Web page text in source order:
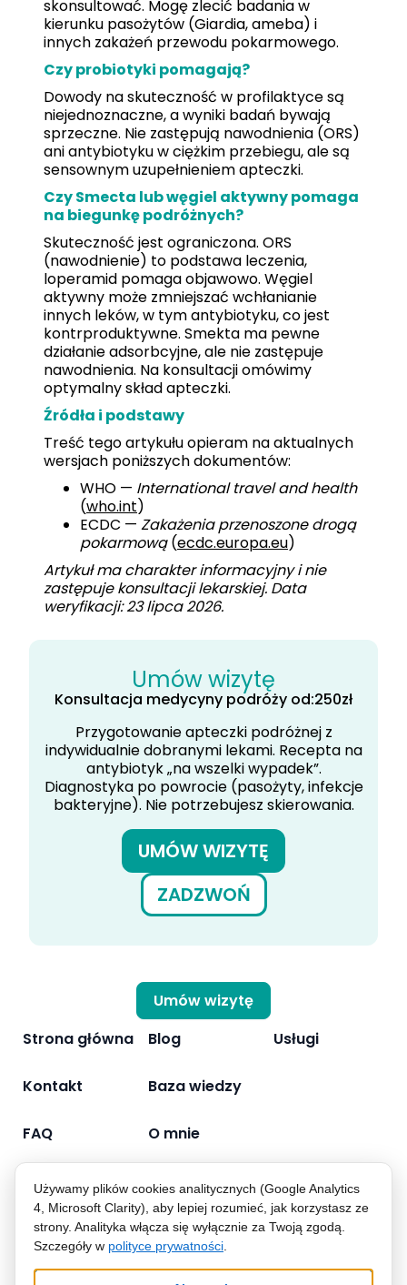
skonsultować. Mogę zlecić badania w
kierunku pasożytów (Giardia, ameba) i
innych zakażeń przewodu pokarmowego.
Czy probiotyki pomagają?
Dowody na skuteczność w profilaktyce są
niejednoznaczne, a wyniki badań bywają
sprzeczne. Nie zastępują nawodnienia (ORS)
ani antybiotyku w ciężkim przebiegu, ale są
sensownym uzupełnieniem apteczki.
Czy Smecta lub węgiel aktywny pomaga
na biegunkę podróżnych?
Skuteczność jest ograniczona. ORS
(nawodnienie) to podstawa leczenia,
loperamid pomaga objawowo. Węgiel
aktywny może zmniejszać wchłanianie
innych leków, w tym antybiotyku, co jest
kontrproduktywne. Smekta ma pewne
działanie adsorbcyjne, ale nie zastępuje
nawodnienia. Na konsultacji omówimy
optymalny skład apteczki.
Źródła i podstawy
Treść tego artykułu opieram na aktualnych
wersjach poniższych dokumentów:
WHO — International travel and health
(who.int)
ECDC — Zakażenia przenoszone drogą
pokarmową(ecdc.europa.eu)
Artykuł ma charakter informacyjny i nie
zastępuje konsultacji lekarskiej. Data
weryfikacji: 23 lipca 2026.
Umów wizytę
Konsultacja medycyny podróży od:250zł
Przygotowanie apteczki podróżnej z
indywidualnie dobranymi lekami. Recepta na
antybiotyk „na wszelki wypadek”.
Diagnostyka po powrocie (pasożyty, infekcje
bakteryjne). Nie potrzebujesz skierowania.
UMÓW WIZYTĘ
ZADZWOŃ
Umów wizytę
Strona główna
Kontakt
FAQ
Blog
Baza wiedzy
O mnie
Usługi
© 2026 dr n. med. Karolina Pyziak-Kowalska
Polityka prywatności
Używamy plików cookies analitycznych (Google Analytics
4, Microsoft Clarity), aby lepiej rozumieć, jak korzystasz ze
strony. Analityka włącza się wyłącznie za Twoją zgodą.
Szczegóły w polityce prywatności